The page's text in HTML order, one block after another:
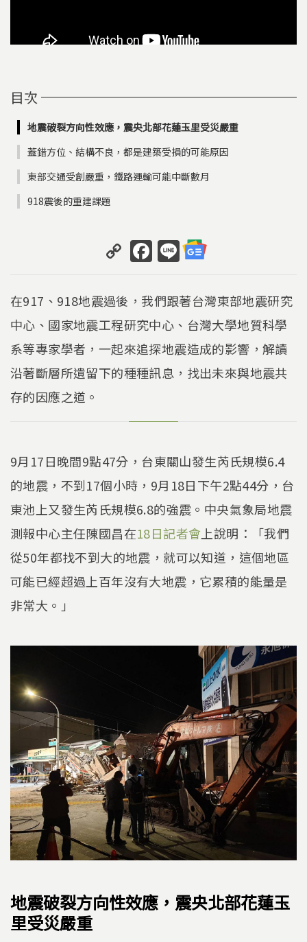
目次
地震破裂方向性效應，震央北部花蓮玉里受災嚴重
蓋錯方位、結構不良，都是建築受損的可能原因
東部交通受創嚴重，鐵路運輸可能中斷數月
918震後的重建課題
C
o
p
y
Li
n
k
F
a
c
e
b
o
o
Li
n
e
在917、918地震過後，我們跟著台灣東部地震研究
中心、國家地震工程研究中心、台灣大學地質科學
系等專家學者，一起來追探地震造成的影響，解讀
沿著斷層所遺留下的種種訊息，找出未來與地震共
存的因應之道。
9月17日晚間9點47分，台東關山發生芮氏規模6.4
的地震，不到17個小時，9月18日下午2點44分，台
東池上又發生芮氏規模6.8的強震。中央氣象局地震
測報中心主任陳國昌在18日記者會 上說明：「我們
從50年都找不到大的地震，就可以知道，這個地區
可能已經超過上百年沒有大地震，它累積的能量是
非常大。」
地震破裂方向性效應，震央北部花蓮玉
里受災嚴重